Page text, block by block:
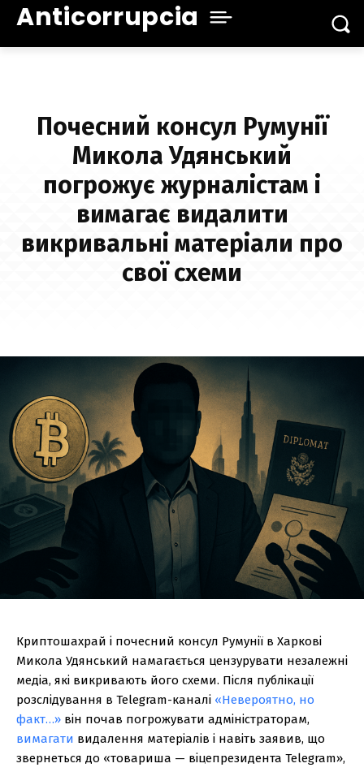
Anticorrupcia
Почесний консул Румунії
Микола Удянський
погрожує журналістам і
вимагає видалити
викривальні матеріали про
свої схеми
Криптошахрай і почесний консул Румунії в Харкові
Микола Удянський намагається цензурувати незалежні
медіа, які викривають його схеми. Після публікації
розслідування в Telegram-каналі «Невероятно, но
факт…» він почав погрожувати адміністраторам,
вимагати видалення матеріалів і навіть заявив, що
звернеться до «товариша — віцепрезидента Telegram»,